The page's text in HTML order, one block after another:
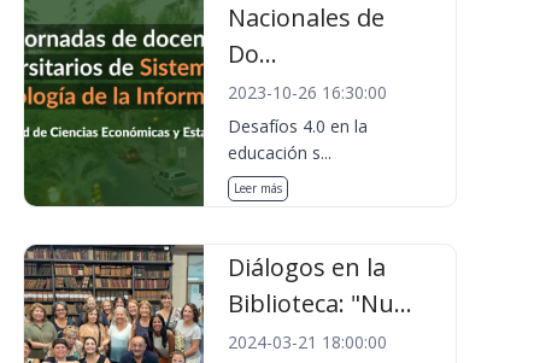
Nacionales de
Do...
2023-10-26 16:30:00
Desafíos 4.0 en la
educación s...
Leer más
Diálogos en la
Biblioteca: "Nu...
2024-03-21 18:00:00